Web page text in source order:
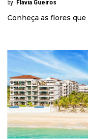
by: Flávia Gueiros
Conheça as flores